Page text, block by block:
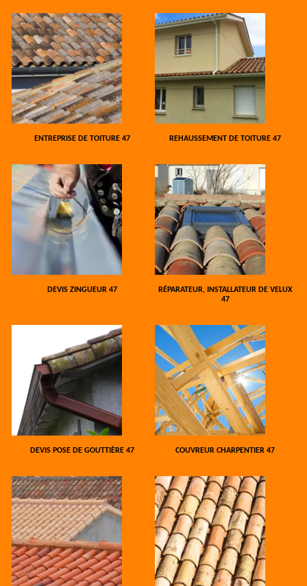
ENTREPRISE DE TOITURE 47 REHAUSSEMENT DE TOITURE 47
DEVIS ZINGUEUR 47
RÉPARATEUR, INSTALLATEUR DE VELUX
47
DEVIS POSE DE GOUTTIÈRE 47 COUVREUR CHARPENTIER 47